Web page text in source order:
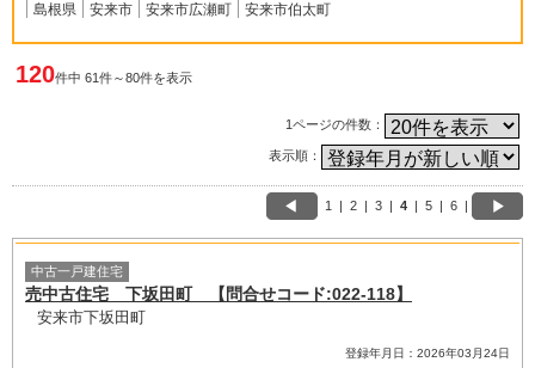
島根県 安来市 安来市広瀬町 安来市伯太町
120件中 61件～80件を表示
1ページの件数：
表示順：
1 | 2 | 3 | 4 | 5 | 6 |
中古一戸建住宅
売中古住宅 下坂田町 【問合せコード:022-118】
安来市下坂田町
登録年月日：2026年03月24日